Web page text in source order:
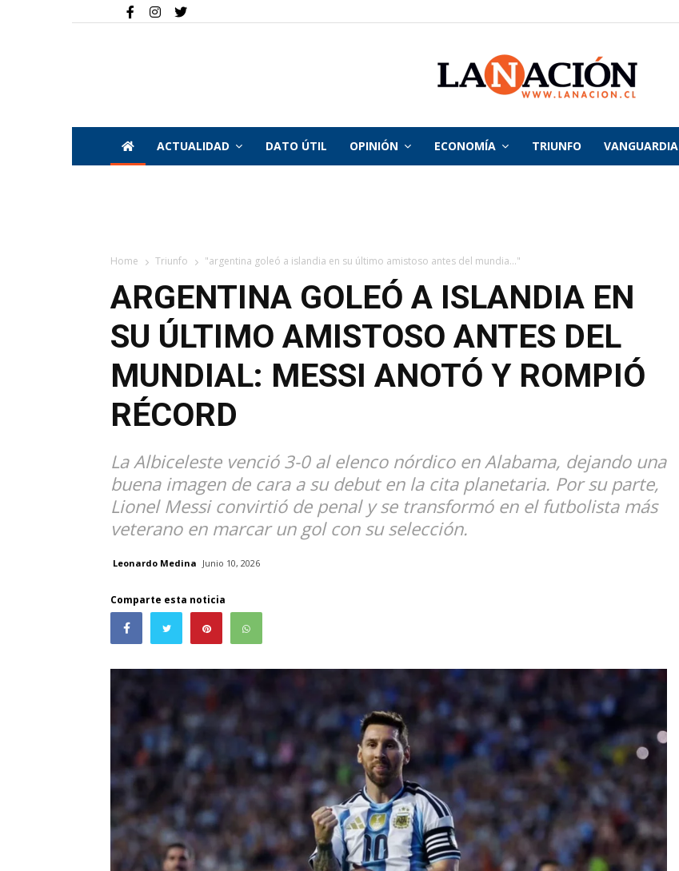
La
ACTUALIDAD DATO ÚTIL OPINIÓN ECONOMÍA TRIUNFO VANGUARDIA
Home Triunfo "argentina goleó a islandia en su último amistoso antes del mundia..."
ARGENTINA GOLEÓ A ISLANDIA EN
SU ÚLTIMO AMISTOSO ANTES DEL
MUNDIAL: MESSI ANOTÓ Y ROMPIÓ
RÉCORD
La Albiceleste venció 3-0 al elenco nórdico en Alabama, dejando una
buena imagen de cara a su debut en la cita planetaria. Por su parte,
Lionel Messi convirtió de penal y se transformó en el futbolista más
veterano en marcar un gol con su selección.
Leonardo Medina Junio 10, 2026
Comparte esta noticia